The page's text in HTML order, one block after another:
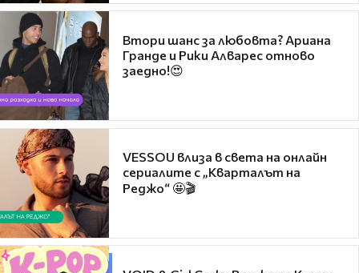
Втори шанс за любовта? Ариана
Гранде и Рики Алварес отново
заедно!😍
VESSOU влиза в света на онлайн
сериалите с „Кварталът на
Реджо“ 🤩🎬